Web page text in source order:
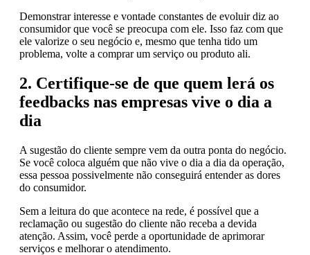
Demonstrar interesse e vontade constantes de evoluir diz ao
consumidor que você se preocupa com ele. Isso faz com que
ele valorize o seu negócio e, mesmo que tenha tido um
problema, volte a comprar um serviço ou produto ali.
2. Certifique-se de que quem lerá os
feedbacks nas empresas vive o dia a
dia
A sugestão do cliente sempre vem da outra ponta do negócio.
Se você coloca alguém que não vive o dia a dia da operação,
essa pessoa possivelmente não conseguirá entender as dores
do consumidor.
Sem a leitura do que acontece na rede, é possível que a
reclamação ou sugestão do cliente não receba a devida
atenção. Assim, você perde a oportunidade de aprimorar
serviços e melhorar o atendimento.